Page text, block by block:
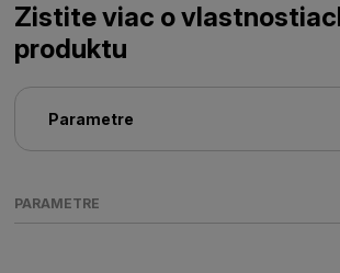
Zistite viac o
produktu
Parametre
PARAMETRE